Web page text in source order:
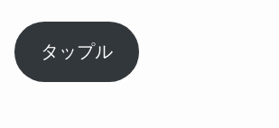
タップル